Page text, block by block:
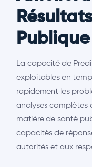
Publique
La capacité de
exploitables en
rapidement les
analyses complètes
matière de santé
capacités de
autorités et aux